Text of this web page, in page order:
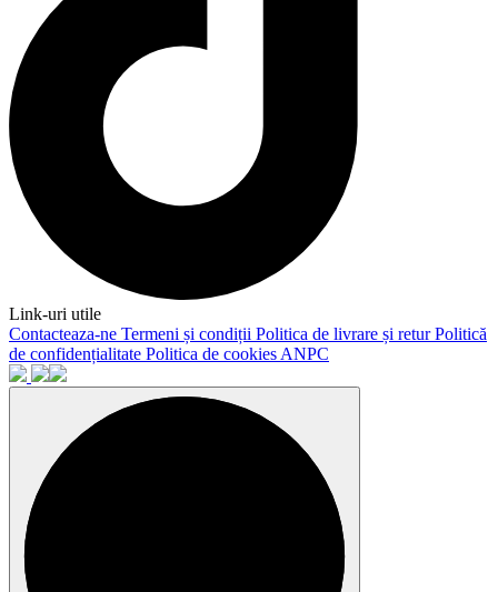
Link-uri utile
Contacteaza-ne Termeni și condiții Politica de livrare și returPolitică
de confidențialitate Politica de cookies ANPC